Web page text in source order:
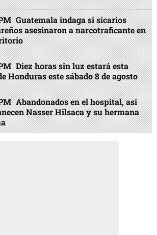
Guatemala indaga si sicarios
asesinaron a narcotraficante en
Diez horas sin luz estará esta
Honduras este sábado 8 de agosto
Abandonados en el hospital, así
Nasser Hilsaca y su hermana